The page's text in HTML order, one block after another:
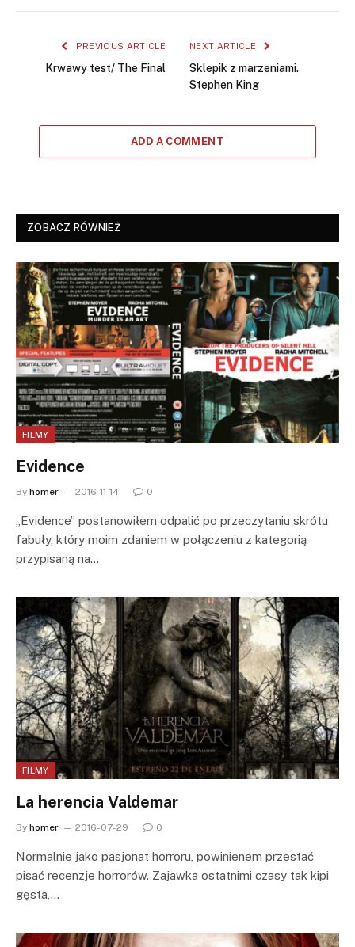
PREVIOUS ARTICLE
Krwawy test/ The Final
NEXT ARTICLE
Sklepik z marzeniami.
Stephen King
ADD A COMMENT
ZOBACZ RÓWNIEŻ
FILMY
Evidence
By homer 2016-11-14 0
„Evidence” postanowiłem odpalić po przeczytaniu skrótu
fabuły, który moim zdaniem w połączeniu z kategorią
przypisaną na…
FILMY
La herencia Valdemar
By homer 2016-07-29 0
Normalnie jako pasjonat horroru, powinienem przestać
pisać recenzje horrorów. Zajawka ostatnimi czasy tak kipi
gęsta,…